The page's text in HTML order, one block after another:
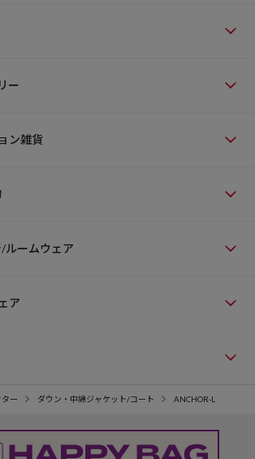
ー
ン雑貨
ルームウェア
ア
ー ダウン・中綿ジャケット/コート ANCHOR-L